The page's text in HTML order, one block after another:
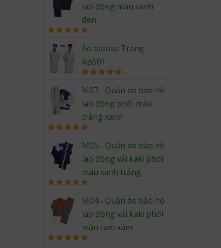
lao động màu xanh
đen
out of 5
Áo blouse Trắng
ABS01
out of 5
M07 - Quần áo bảo hộ
lao động phối màu
trắng xanh
out of 5
M05 - Quần áo bảo hộ
lao động vải kaki phối
màu xanh trắng
out of 5
M04 - Quần áo bảo hộ
lao động vải kaki phối
màu cam xám